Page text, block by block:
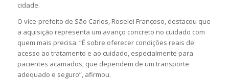
cidade.
O vice-prefeito de São Carlos, Roselei Françoso, destacou que
a aquisição representa um avanço concreto no cuidado com
quem mais precisa. “É sobre oferecer condições reais de
acesso ao tratamento e ao cuidado, especialmente para
pacientes acamados, que dependem de um transporte
adequado e seguro”, afirmou.